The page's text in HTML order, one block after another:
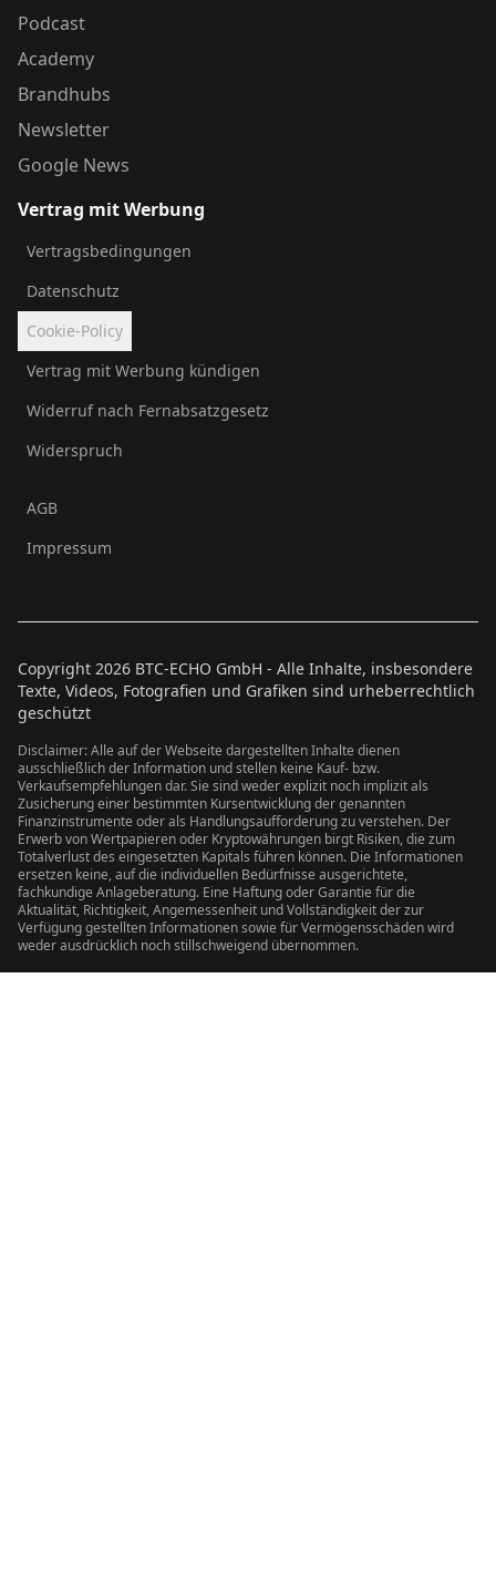
Podcast
Academy
Brandhubs
Newsletter
Google News
Vertrag mit Werbung
Vertragsbedingungen
Datenschutz
Cookie-Policy
Vertrag mit Werbung kündigen
Widerruf nach Fernabsatzgesetz
Widerspruch
AGB
Impressum
Copyright 2026 BTC-ECHO GmbH - Alle Inhalte, insbesondere
Texte, Videos, Fotografien und Grafiken sind urheberrechtlich
geschützt
Disclaimer: Alle auf der Webseite dargestellten Inhalte dienen
ausschließlich der Information und stellen keine Kauf- bzw.
Verkaufsempfehlungen dar. Sie sind weder explizit noch implizit als
Zusicherung einer bestimmten Kursentwicklung der genannten
Finanzinstrumente oder als Handlungsaufforderung zu verstehen. Der
Erwerb von Wertpapieren oder Kryptowährungen birgt Risiken, die zum
Totalverlust des eingesetzten Kapitals führen können. Die Informationen
ersetzen keine, auf die individuellen Bedürfnisse ausgerichtete,
fachkundige Anlageberatung. Eine Haftung oder Garantie für die
Aktualität, Richtigkeit, Angemessenheit und Vollständigkeit der zur
Verfügung gestellten Informationen sowie für Vermögensschäden wird
weder ausdrücklich noch stillschweigend übernommen.